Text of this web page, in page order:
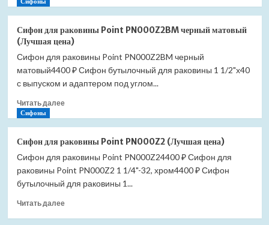
для
раковины
Point
PN000Z2W
белый
(Лучшая
Сифон для раковины Point PN000Z2BM черный матовый
(Лучшая цена)
Сифон для раковины Point PN000Z2BM черный
матовый4400 ₽ Сифон бутылочный для раковины 1 1/2"х40
с выпуском и адаптером под углом...
Читать далееПрочитать
для
раковины
Point
PN000Z2BM
матовый
Сифоны
Сифон для раковины Point PN000Z2 (Лучшая цена)
Сифон для раковины Point PN000Z24400 ₽ Сифон для
раковины Point PN000Z2 1 1/4"-32, хром4400 ₽ Сифон
бутылочный для раковины 1...
Читать далееПрочитать